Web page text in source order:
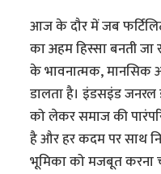
आज के दौर में जब
का अहम हिस्सा बनती
के भावनात्मक, मानसिक
डालता है। इंडसइंड
को लेकर समाज की
है और हर कदम पर साथ
भूमिका को मजबूत करना